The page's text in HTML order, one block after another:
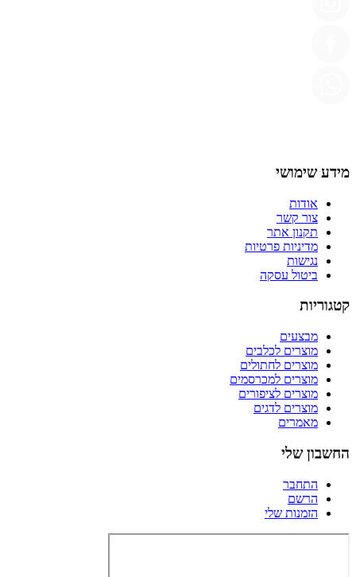
מידע שימושי
אודות
צור קשר
תקנון אתר
מדיניות פרטיות
נגישות
ביטול עסקה
קטגוריות
מבצעים
מוצרים לכלבים
מוצרים לחתולים
מוצרים למכרסמים
מוצרים לציפורים
מוצרים לדגים
מאמרים
החשבון שלי
התחבר
הרשם
הזמנות שלי